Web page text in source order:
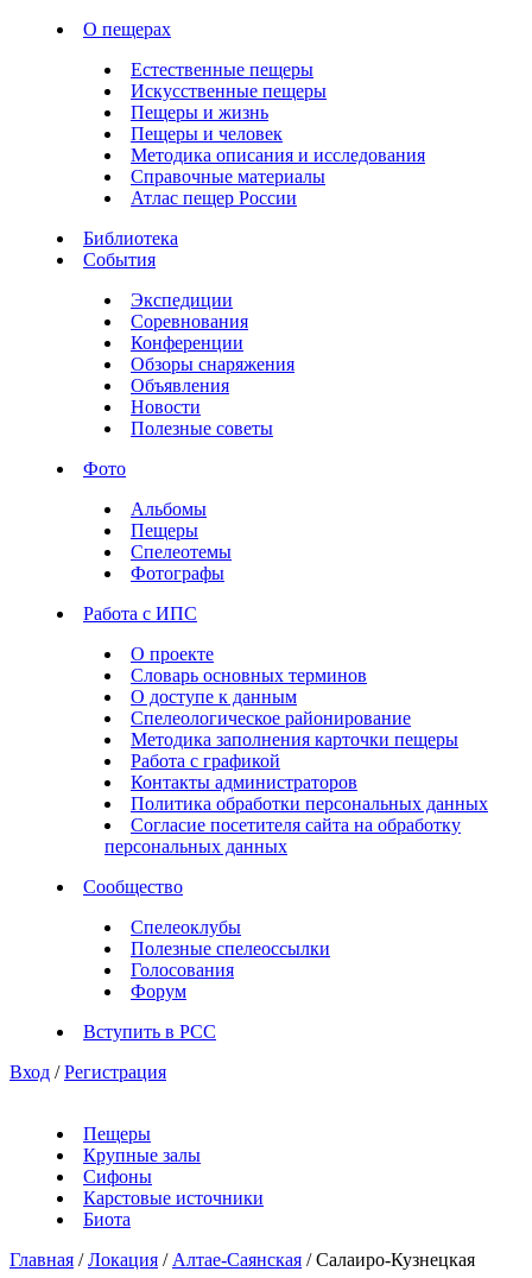
О пещерах
Естественные пещеры
Искусственные пещеры
Пещеры и жизнь
Пещеры и человек
Методика описания и исследования
Справочные материалы
Атлас пещер России
Библиотека
События
Экспедиции
Соревнования
Конференции
Обзоры снаряжения
Объявления
Новости
Полезные советы
Фото
Альбомы
Пещеры
Спелеотемы
Фотографы
Работа с ИПС
О проекте
Словарь основных терминов
О доступе к данным
Спелеологическое районирование
Методика заполнения карточки пещеры
Работа с графикой
Контакты администраторов
Политика обработки персональных данных
Согласие посетителя сайта на обработку
персональных данных
Сообщество
Спелеоклубы
Полезные спелеоссылки
Голосования
Форум
Вступить в РСС
Вход / Регистрация
Пещеры
Крупные залы
Сифоны
Карстовые источники
Биота
Главная / Локация / Алтае-Саянская / Салаиро-Кузнецкая